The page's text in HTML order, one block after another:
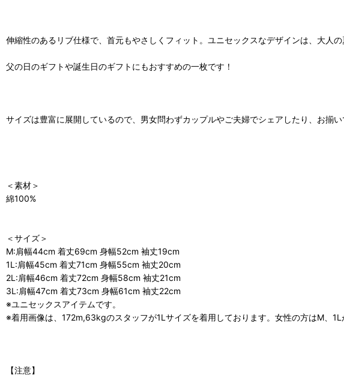
伸縮性のあるリブ仕様で、首元もやさしくフィット。ユニセックスなデザインは、大人の
父の日のギフトや誕生日のギフトにもおすすめの一枚です！
サイズは豊富に展開しているので、男女問わずカップルやご夫婦でシェアしたり、お揃い
＜素材＞
綿100%
＜サイズ＞
M:肩幅44cm 着丈69cm 身幅52cm 袖丈19cm
1L:肩幅45cm 着丈71cm 身幅55cm 袖丈20cm
2L:肩幅46cm 着丈72cm 身幅58cm 袖丈21cm
3L:肩幅47cm 着丈73cm 身幅61cm 袖丈22cm
※ユニセックスアイテムです。
※着用画像は、172m,63kgのスタッフが1Lサイズを着用しております。女性の方はM、
【注意】